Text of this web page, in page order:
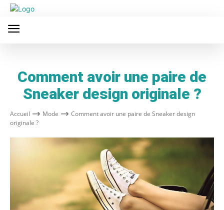
Comment avoir une paire de
Sneaker design originale ?
Accueil Mode
Comment avoir une paire de Sneaker design
originale ?